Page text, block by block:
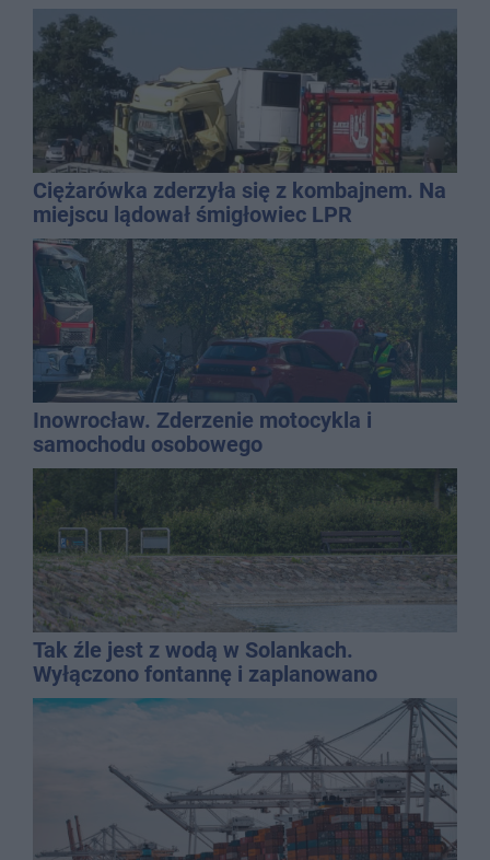
Ciężarówka zderzyła się z kombajnem. Na
miejscu lądował śmigłowiec LPR
Inowrocław. Zderzenie motocykla i
samochodu osobowego
Tak źle jest z wodą w Solankach.
Wyłączono fontannę i zaplanowano
dolewkę